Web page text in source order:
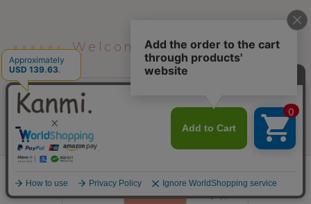
Welcome to Kanmi.
本革レザーアイテムを見つけるなら
Kanmi.へ
東京・浅草にアトリエを構える日本製の
「バッグ」「長財布」「二つ折り財布」
会員登録
ログイン